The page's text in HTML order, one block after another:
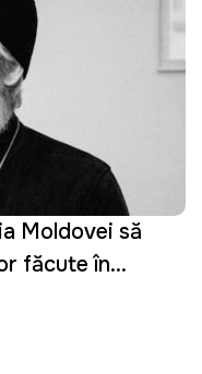
Moldovei să
făcute în
788 de